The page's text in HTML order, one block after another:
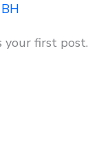
BH
your first